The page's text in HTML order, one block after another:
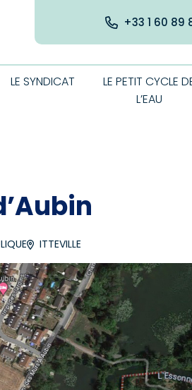
+33 1 60 89
LE SYNDICAT
LE PETIT CYCLE
L’EAU
ITTEVILLE